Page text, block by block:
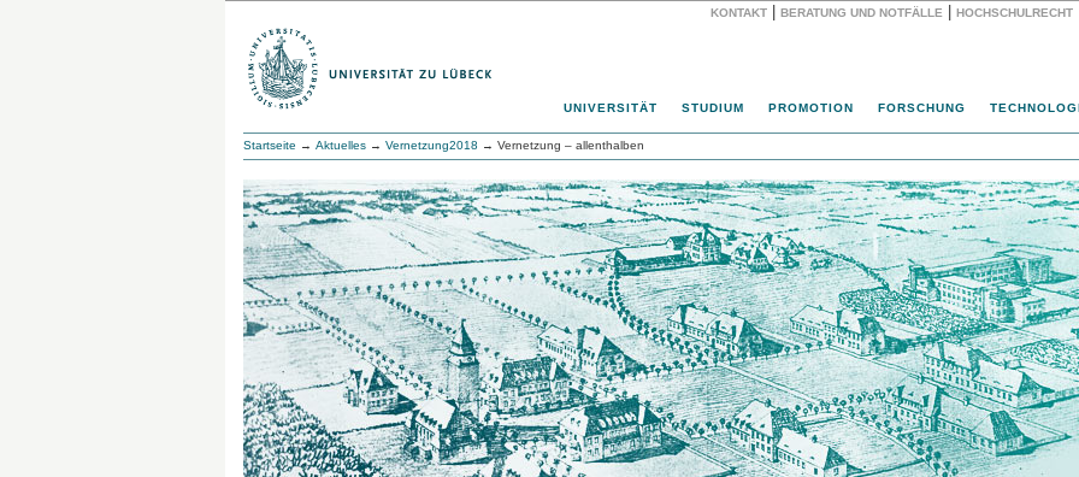
KONTAKT BERATUNG UND NOTFÄLLE HOCHSCHULRECHT
UNIVERSITÄT STUDIUM PROMOTION FORSCHUNG
Startseite → Aktuelles → Vernetzung2018 → Vernetzung – allenthalben